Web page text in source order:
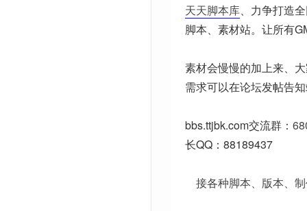
天天脚本库、力争打造
脚本、素材站。让所有
素材会慢慢的加上来、
需求可以在论坛发帖告
bbs.ttjbk.com交流群：
长QQ：88189437
接各种脚本、版本、